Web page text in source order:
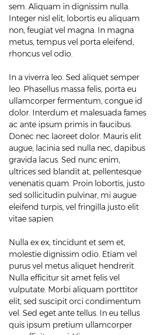
sem. Aliquam in dignissim nulla.
Integer nisl elit, lobortis eu aliquam
non, feugiat vel magna. In magna
metus, tempus vel porta eleifend,
rhoncus vel odio.
In a viverra leo. Sed aliquet semper
leo. Phasellus massa felis, porta eu
ullamcorper fermentum, congue id
dolor. Interdum et malesuada fames
ac ante ipsum primis in faucibus.
Donec nec laoreet dolor. Mauris elit
augue, lacinia sed nulla nec, dapibus
gravida lacus. Sed nunc enim,
ultrices sed blandit at, pellentesque
venenatis quam. Proin lobortis, justo
sed sollicitudin pulvinar, mi augue
eleifend turpis, vel fringilla justo elit
vitae sapien.
Nulla ex ex, tincidunt et sem et,
molestie dignissim odio. Etiam vel
purus vel metus aliquet hendrerit.
Nulla efficitur sit amet felis vel
vulputate. Morbi aliquam porttitor
elit, sed suscipit orci condimentum
vel. Sed eget ante tellus. In eu tellus
quis ipsum pretium ullamcorper